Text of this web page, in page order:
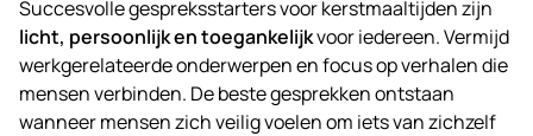
Succesvolle gespreksstarters voor kerstmaaltijden zijn
licht, persoonlijk en toegankelijkvoor iedereen. Vermijd
werkgerelateerde onderwerpen en focus op verhalen die
mensen verbinden. De beste gesprekken ontstaan
wanneer mensen zich veilig voelen om iets van zichzelf